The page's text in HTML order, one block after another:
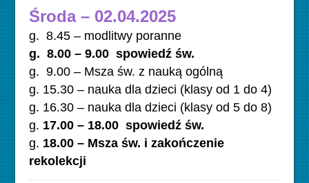
Środa – 02.04.2025
g. 8.45 – modlitwy poranne
g. 8.00 – 9.00 spowiedź św.
g. 9.00 – Msza św. z nauką ogólną
g. 15.30 – nauka dla dzieci (klasy od 1 do 4)
g. 16.30 – nauka dla dzieci (klasy od 5 do 8)
g. 17.00 – 18.00 spowiedź św.
g. 18.00 – Msza św. i zakończenie
rekolekcji